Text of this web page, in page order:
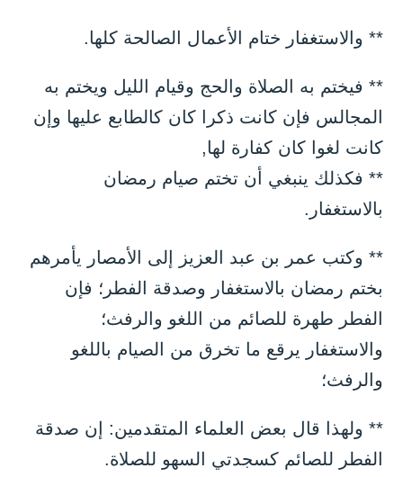
** والاستغفار ختام الأعمال الصالحة كلها.
** فيختم به الصلاة والحج وقيام الليل ويختم به
المجالس فإن كانت ذكرا كان كالطابع عليها وإن
كانت لغوا كان كفارة لها,
** فكذلك ينبغي أن تختم صيام رمضان
بالاستغفار.
** وكتب عمر بن عبد العزيز إلى الأمصار يأمرهم
بختم رمضان بالاستغفار وصدقة الفطر؛ فإن
الفطر طهرة للصائم من اللغو والرفث؛
والاستغفار يرقع ما تخرق من الصيام باللغو
والرفث؛
** ولهذا قال بعض العلماء المتقدمين: إن صدقة
الفطر للصائم كسجدتي السهو للصلاة.